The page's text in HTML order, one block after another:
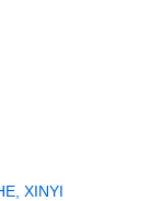
XINYI